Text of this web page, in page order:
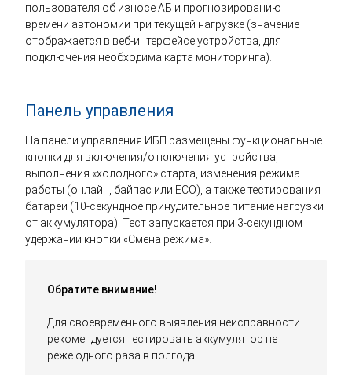
пользователя об износе АБ и прогнозированию
времени автономии при текущей нагрузке (значение
отображается в веб-интерфейсе устройства, для
подключения необходима карта мониторинга).
Панель управления
На панели управления ИБП размещены функциональные
кнопки для включения/отключения устройства,
выполнения «холодного» старта, изменения режима
работы (онлайн, байпас или ECO), а также тестирования
батареи (10-секундное принудительное питание нагрузки
от аккумулятора). Тест запускается при 3-секундном
удержании кнопки «Смена режима».
Обратите внимание!
Для своевременного выявления неисправности
рекомендуется тестировать аккумулятор не
реже одного раза в полгода.